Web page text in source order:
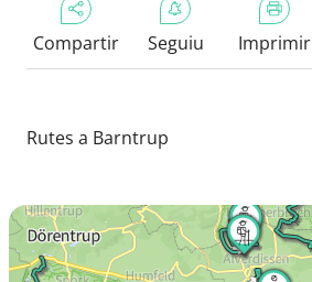
Compartir Seguiu Imprimir
Rutes a Barntrup